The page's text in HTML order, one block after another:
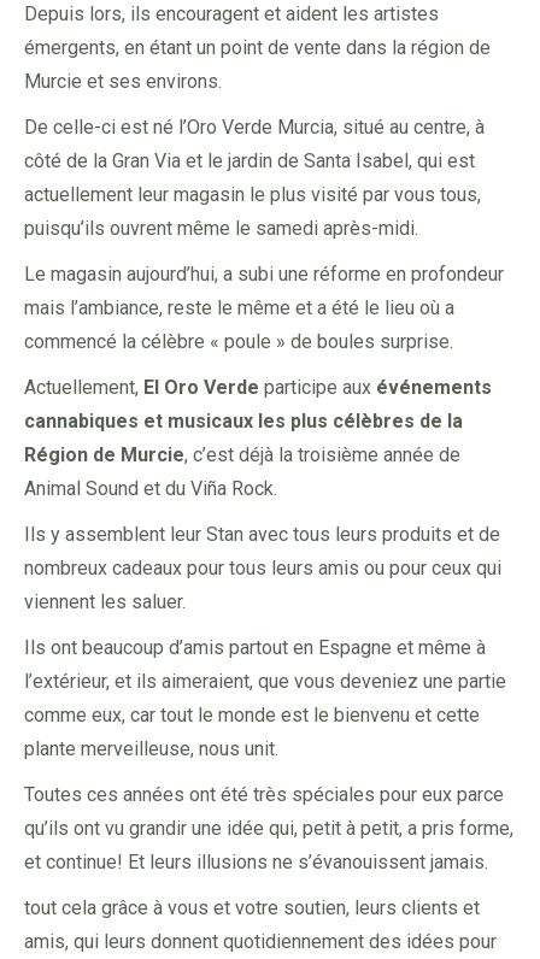
Depuis lors, ils encouragent et aident les artistes
émergents, en étant un point de vente dans la région de
Murcie et ses environs.
De celle-ci est né l’Oro Verde Murcia, situé au centre, à
côté de la Gran Via et le jardin de Santa Isabel, qui est
actuellement leur magasin le plus visité par vous tous,
puisqu’ils ouvrent même le samedi après-midi.
Le magasin aujourd’hui, a subi une réforme en profondeur
mais l’ambiance, reste le même et a été le lieu où a
commencé la célèbre « poule » de boules surprise.
Actuellement, El Oro Verde participe aux événements
cannabiques et musicaux les plus célèbres de la
Région de Murcie, c’est déjà la troisième année de
Animal Sound et du Viña Rock.
Ils y assemblent leur Stan avec tous leurs produits et de
nombreux cadeaux pour tous leurs amis ou pour ceux qui
viennent les saluer.
Ils ont beaucoup d’amis partout en Espagne et même à
l’extérieur, et ils aimeraient, que vous deveniez une partie
comme eux, car tout le monde est le bienvenu et cette
plante merveilleuse, nous unit.
Toutes ces années ont été très spéciales pour eux parce
qu’ils ont vu grandir une idée qui, petit à petit, a pris forme,
et continue! Et leurs illusions ne s’évanouissent jamais.
tout cela grâce à vous et votre soutien, leurs clients et
amis, qui leurs donnent quotidiennement des idées pour